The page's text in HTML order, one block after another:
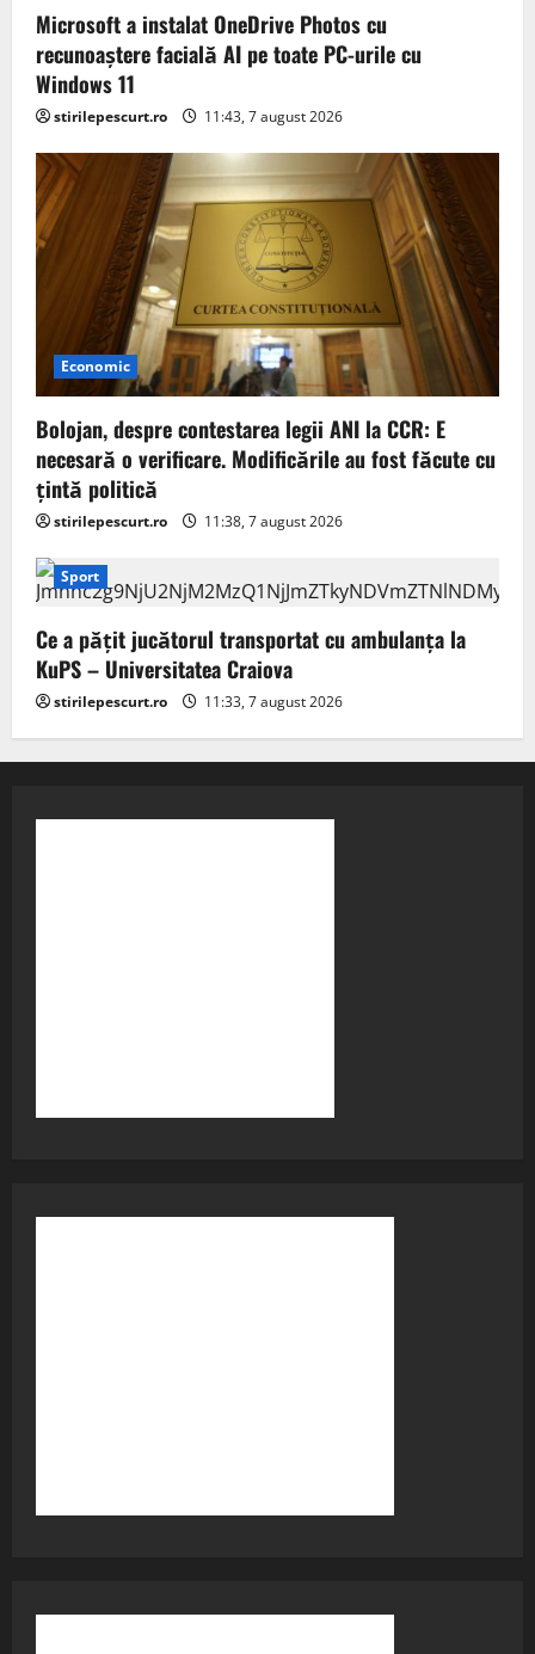
Microsoft a instalat OneDrive Photos cu
recunoaștere facială AI pe toate PC-urile cu
Windows 11
stirilepescurt.ro 11:43, 7 august 2026
Economic
Bolojan, despre contestarea legii ANI la CCR: E
necesară o verificare. Modificările au fost făcute cu
țintă politică
stirilepescurt.ro 11:38, 7 august 2026
Sport
Ce a pățit jucătorul transportat cu ambulanța la
KuPS – Universitatea Craiova
stirilepescurt.ro 11:33, 7 august 2026